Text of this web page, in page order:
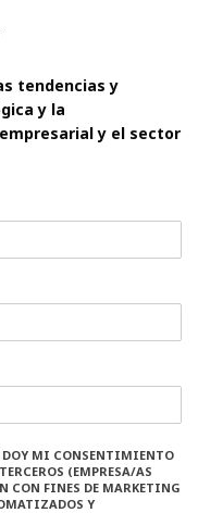
tendencias y
y la
y el sector
DOY MI CONSENTIMIENTO
(EMPRESA/AS
CON FINES DE MARKETING
Y